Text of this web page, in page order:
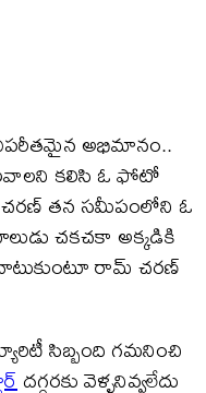
అభిమానం..
కలిసి ఓ ఫోటో
తన సమీపంలోని ఓ
చకచకా అక్కడికి
రామ్ చరణ్
సిబ్బంది గమనించి
దగ్గరకు వెళ్ళనివ్వలేదు